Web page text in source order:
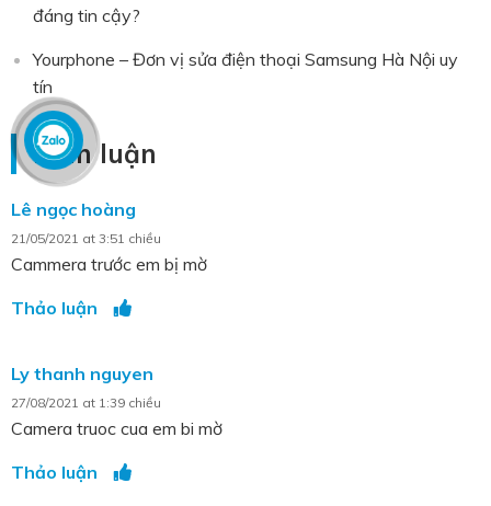
đáng tin cậy?
Yourphone – Đơn vị sửa điện thoại Samsung Hà Nội uy
tín
Bình luận
Lê ngọc hoàng
21/05/2021 at 3:51 chiều
Cammera trước em bị mờ
Thảo luận
Ly thanh nguyen
27/08/2021 at 1:39 chiều
Camera truoc cua em bi mờ
Thảo luận